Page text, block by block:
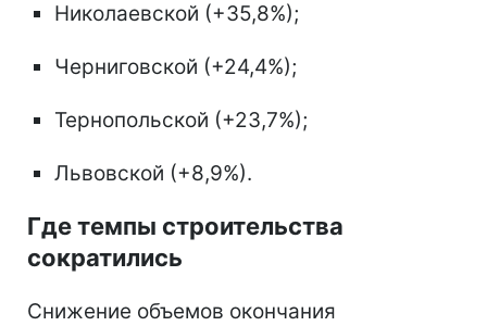
Николаевской (+35,8%);
Черниговской (+24,4%);
Тернопольской (+23,7%);
Львовской (+8,9%).
Где темпы строительства
сократились
Снижение объемов окончания